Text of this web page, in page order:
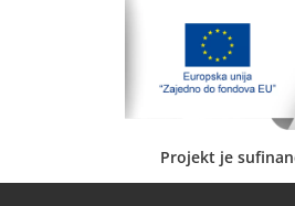
Projekt je